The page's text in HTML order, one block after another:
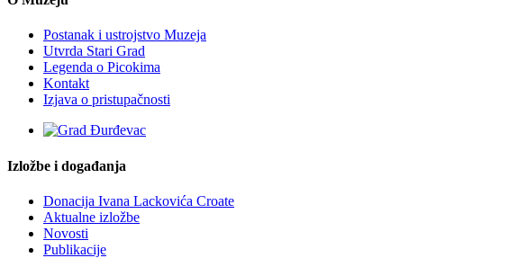
Postanak i ustrojstvo Muzeja
Utvrda Stari Grad
Legenda o Picokima
Kontakt
Izjava o pristupačnosti
Izložbe i događanja
Donacija Ivana Lackovića Croate
Aktualne izložbe
Novosti
Publikacije